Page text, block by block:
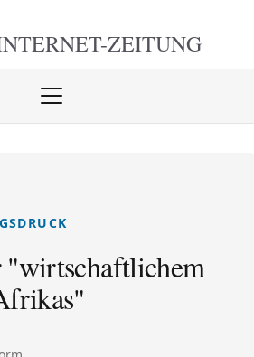
ZEITUNG
Menü
"wirtschaftlichem